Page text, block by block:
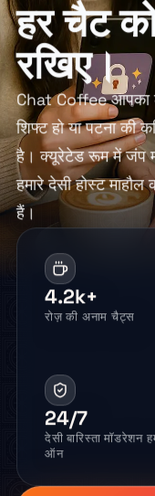
हर चैट
रखिए।
Chat Coffee आपका
शिफ्ट हो या पटना की
है। क्यूरेटेड रूम में जंप
हमारे देसी होस्ट
हैं।
4.2k+
रोज़ की अनाम चैट्स
24/7
देसी बारिस्ता मॉडरेशन
ऑन